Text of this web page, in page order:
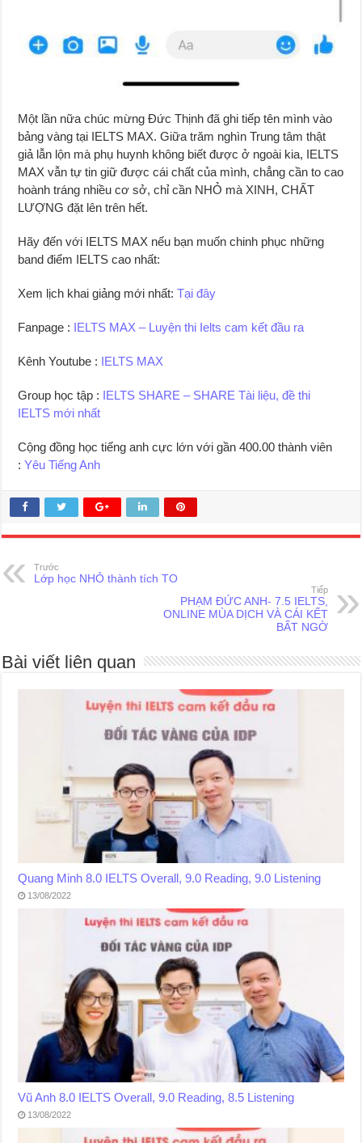
Một lần nữa chúc mừng Đức Thịnh đã ghi tiếp tên mình vào
bảng vàng tại IELTS MAX. Giữa trăm nghìn Trung tâm thật
giả lẫn lộn mà phụ huynh không biết được ở ngoài kia, IELTS
MAX vẫn tự tin giữ được cái chất của mình, chẳng cần to cao
hoành tráng nhiều cơ sở, chỉ cần NHỎ mà XINH, CHẤT
LƯỢNG đặt lên trên hết.
Hãy đến với IELTS MAX nếu bạn muốn chinh phục những
band điểm IELTS cao nhất:
Xem lịch khai giảng mới nhất:Tại đây
Fanpage : IELTS MAX – Luyện thi Ielts cam kết đầu ra
Kênh Youtube : IELTS MAX
Group học tập : IELTS SHARE – SHARE Tài liệu, đề thi
IELTS mới nhất
Cộng đồng học tiếng anh cực lớn với gần 400.00 thành viên
: Yêu Tiếng Anh
Trước
Lớp học NHỎ thành tích TO
Tiếp
PHẠM ĐỨC ANH- 7.5 IELTS,
ONLINE MÙA DỊCH VÀ CÁI KẾT
BẤT NGỜ
Bài viết liên quan
Quang Minh 8.0 IELTS Overall, 9.0 Reading, 9.0 Listening
13/08/2022
Vũ Anh 8.0 IELTS Overall, 9.0 Reading, 8.5 Listening
13/08/2022